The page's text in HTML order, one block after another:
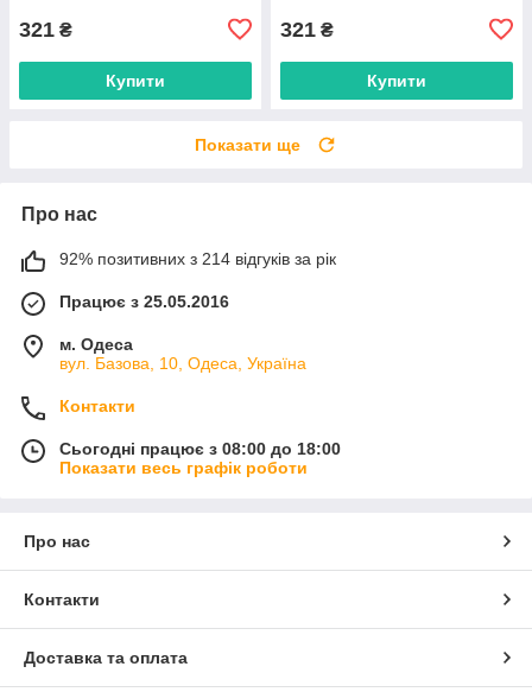
321 ₴
Купити
321 ₴
Купити
Показати ще
Про нас
92% позитивних з 214 відгуків за рік
Працює з 25.05.2016
м. Одеса
вул. Базова, 10, Одеса, Україна
Контакти
Сьогодні працює з 08:00 до 18:00
Показати весь графік роботи
Про нас
Контакти
Доставка та оплата